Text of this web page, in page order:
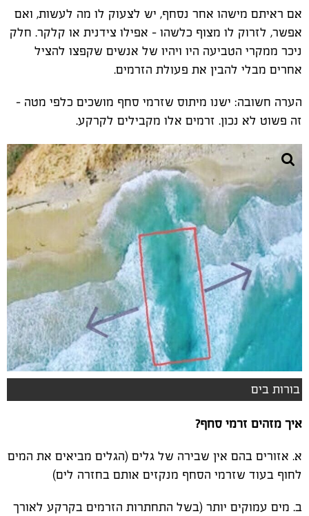
אם ראיתם מישהו אחר נסחף, יש לצעוק לו מה לעשות, ואם
אפשר, לזרוק לו מצוף כלשהו – אפילו צידנית או קלקר. חלק
ניכר ממקרי הטביעה היו ויהיו של אנשים שקפצו להציל
אחרים מבלי להבין את פעולת הזרמים.
הערה חשובה: ישנו מיתוס שזרמי סחף מושכים כלפי מטה –
זה פשוט לא נכון. זרמים אלו מקבילים לקרקע.
בורות בים
איך מזהים זרמי סחף?
א. אזורים בהם אין שבירה של גלים (הגלים מביאים את המים
לחוף בעוד שזרמי הסחף מנקזים אותם בחזרה לים)
ב. מים עמוקים יותר (בשל התחתרות הזרמים בקרקע לאורך